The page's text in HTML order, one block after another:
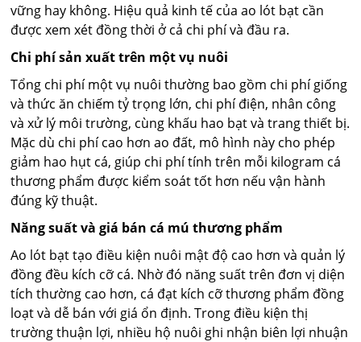
vững hay không. Hiệu quả kinh tế của ao lót bạt cần
được xem xét đồng thời ở cả chi phí và đầu ra.
Chi phí sản xuất trên một vụ nuôi
Tổng chi phí một vụ nuôi thường bao gồm chi phí giống
và thức ăn chiếm tỷ trọng lớn, chi phí điện, nhân công
và xử lý môi trường, cùng khấu hao bạt và trang thiết bị.
Mặc dù chi phí cao hơn ao đất, mô hình này cho phép
giảm hao hụt cá, giúp chi phí tính trên mỗi kilogram cá
thương phẩm được kiểm soát tốt hơn nếu vận hành
đúng kỹ thuật.
Năng suất và giá bán cá mú thương phẩm
Ao lót bạt tạo điều kiện nuôi mật độ cao hơn và quản lý
đồng đều kích cỡ cá. Nhờ đó năng suất trên đơn vị diện
tích thường cao hơn, cá đạt kích cỡ thương phẩm đồng
loạt và dễ bán với giá ổn định. Trong điều kiện thị
trường thuận lợi, nhiều hộ nuôi ghi nhận biên lợi nhuận